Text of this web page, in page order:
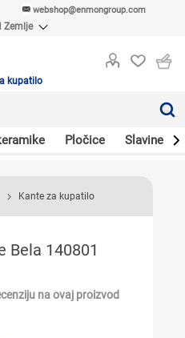
webshop@enmongroup.com
Zemlje
MKD
kupatilo
Pločice Slavine
Kante za kupatilo
Bela 140801
na ovaj proizvod